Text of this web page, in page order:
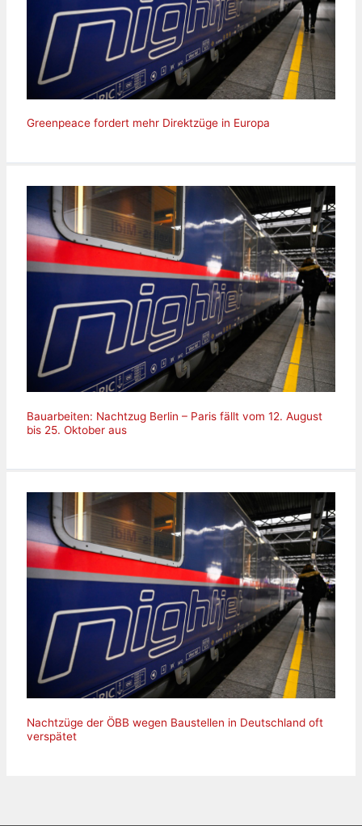
Greenpeace fordert mehr Direktzüge in Europa
Bauarbeiten: Nachtzug Berlin – Paris fällt vom 12. August
bis 25. Oktober aus
Nachtzüge der ÖBB wegen Baustellen in Deutschland oft
verspätet